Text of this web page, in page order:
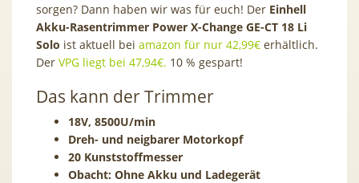
sorgen? Dann haben wir was für euch! Der Einhell
Akku-Rasentrimmer Power X-Change GE-CT 18 Li
Solo ist aktuell bei amazon für nur 42,99€ erhältlich.
Der VPG liegt bei 47,94€. 10 % gespart!
Das kann der Trimmer
18V, 8500U/min
Dreh- und neigbarer Motorkopf
20 Kunststoffmesser
Obacht: Ohne Akku und Ladegerät